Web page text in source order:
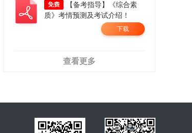
【备考指导】《综合素
质》考情预测及考试介绍！
下载
查看更多